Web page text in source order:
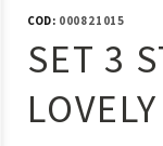
COD:000821015
SET 3